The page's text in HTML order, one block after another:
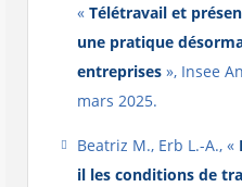
« Télétravail et
une pratique
entreprises », Insee
mars 2025.
Beatriz M., Erb L.-A., «
il les conditions de